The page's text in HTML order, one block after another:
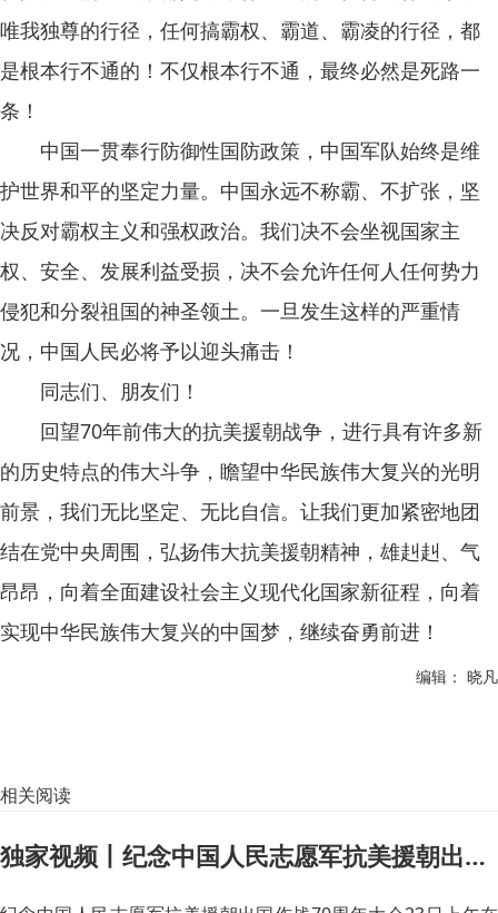
唯我独尊的行径，任何搞霸权、霸道、霸凌的行径，都
是根本行不通的！不仅根本行不通，最终必然是死路一
条！
中国一贯奉行防御性国防政策，中国军队始终是维
护世界和平的坚定力量。中国永远不称霸、不扩张，坚
决反对霸权主义和强权政治。我们决不会坐视国家主
权、安全、发展利益受损，决不会允许任何人任何势力
侵犯和分裂祖国的神圣领土。一旦发生这样的严重情
况，中国人民必将予以迎头痛击！
同志们、朋友们！
回望70年前伟大的抗美援朝战争，进行具有许多新
的历史特点的伟大斗争，瞻望中华民族伟大复兴的光明
前景，我们无比坚定、无比自信。让我们更加紧密地团
结在党中央周围，弘扬伟大抗美援朝精神，雄赳赳、气
昂昂，向着全面建设社会主义现代化国家新征程，向着
实现中华民族伟大复兴的中国梦，继续奋勇前进！
编辑： 晓凡
相关阅读
独家视频丨纪念中国人民志愿军抗美援朝出国作战70周年大会举行 全场默哀